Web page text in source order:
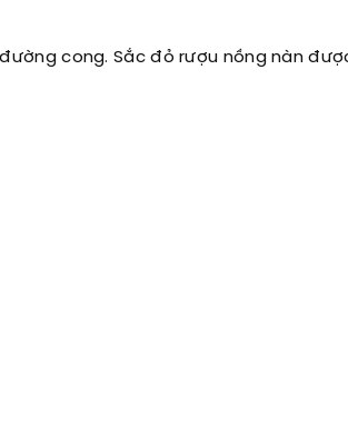
cong. Sắc đỏ rượu nồng nàn